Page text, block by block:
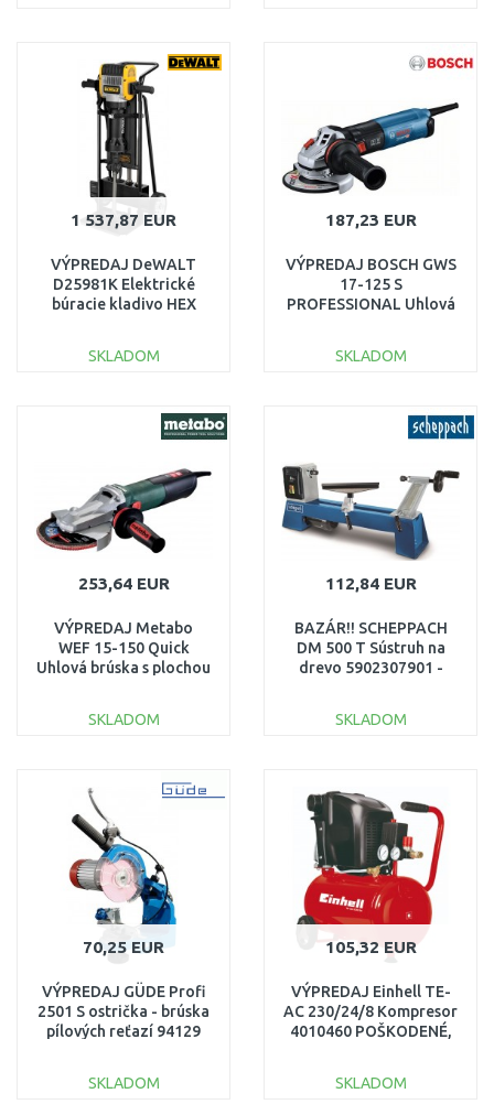
Porovnať
1 537,87 EUR
VÝPREDAJ DeWALT
D25981K Elektrické
búracie kladivo HEX
SKLADOM
187,23 EUR
VÝPREDAJ BOSCH GWS
17-125 S
PROFESSIONAL Uhlová
SKLADOM
253,64 EUR
VÝPREDAJ Metabo
WEF 15-150 Quick
Uhlová brúska s plochou
SKLADOM
Porovnať
112,84 EUR
BAZÁR!! SCHEPPACH
DM 500 T Sústruh na
drevo 5902307901 -
SKLADOM
Porovnať
70,25 EUR
VÝPREDAJ GÜDE Profi
2501 S ostrička - brúska
pílových reťazí 94129
SKLADOM
105,32 EUR
VÝPREDAJ Einhell TE-
AC 230/24/8 Kompresor
4010460 POŠKODENÉ,
SKLADOM